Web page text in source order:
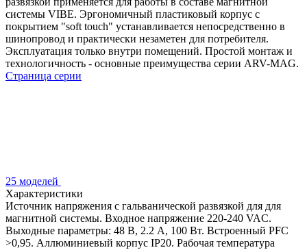
системы VIBE. Эргономичный пластиковый корпус с
покрытием "soft touch" устанавливается непосредственно в
шинопровод и практически незаметен для потребителя.
Эксплуатация только внутри помещений. Простой монтаж и
технологичность - основные преимущества серии ARV-MAG.
Страница серии
25 моделей
Характеристики
Источник напряжения с гальванической развязкой для для
магнитной системы. Входное напряжение 220-240 VAC.
Выходные параметры: 48 В, 2.2 А, 100 Вт. Встроенный PFC
>0,95. Аллюминиевый корпус IP20. Рабочая температура